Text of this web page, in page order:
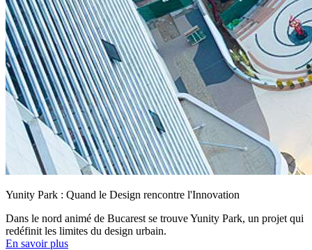
Yunity Park : Quand le Design rencontre l'Innovation
Dans le nord animé de Bucarest se trouve Yunity Park, un projet qui
redéfinit les limites du design urbain.
En savoir plus